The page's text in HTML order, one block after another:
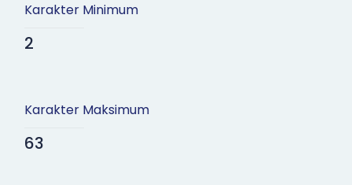
Karakter Minimum
2
Karakter Maksimum
63